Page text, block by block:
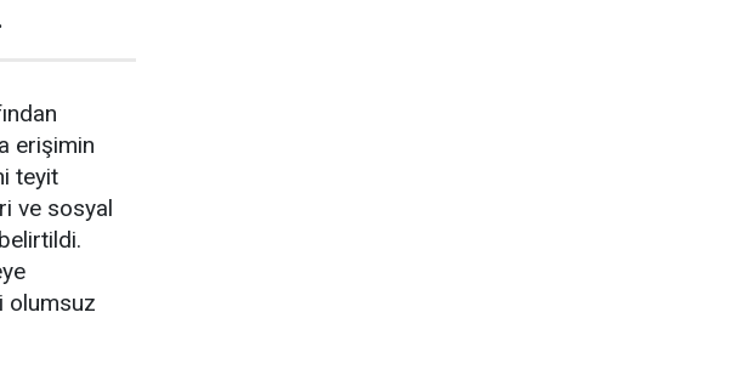
erişimin
teyit
ve sosyal
olumsuz